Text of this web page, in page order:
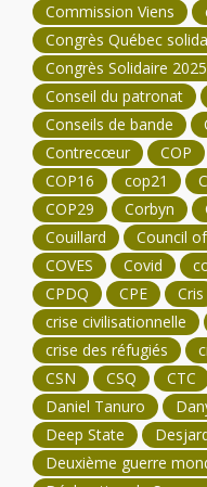
Commission Viens
Congrès Québec
Congrès Solidaire 2025
Conseil du patronat
Conseils de bande
Contrecœur
COP
COP16
cop21
COP29
Corbyn
Couillard
Council
COVES
Covid
CPDQ
CPE Cris
crise civilisationnelle
crise des réfugiés
CSN
CSQ CTC
Daniel Tanuro
Deep State
Deuxième guerre